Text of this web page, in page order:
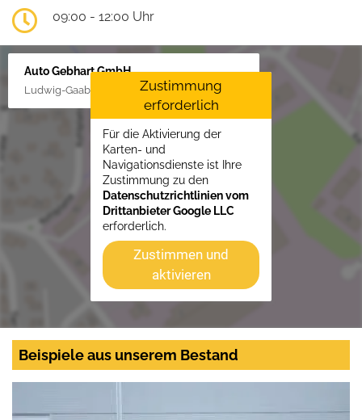
09:00 - 12:00 Uhr
Auto Gebhart GmbH
Ludwig-Gaab-Str. 4, 88427 Bad Schussenried
Zustimmung
erforderlich
Für die Aktivierung der
Karten- und
Navigationsdienste ist Ihre
Zustimmung zu den
Datenschutzrichtlinien vom
Drittanbieter Google LLC
erforderlich.
Zustimmen und
aktivieren
Beispiele aus unserem Bestand